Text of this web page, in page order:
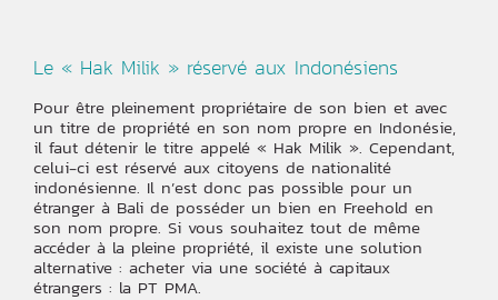
Le « Hak Milik » réservé aux Indonésiens
Pour être pleinement propriétaire de son bien et avec
un titre de propriété en son nom propre en Indonésie,
il faut détenir le titre appelé « Hak Milik ». Cependant,
celui-ci est réservé aux citoyens de nationalité
indonésienne. Il n’est donc pas possible pour un
étranger à Bali de posséder un bien en Freehold en
son nom propre. Si vous souhaitez tout de même
accéder à la pleine propriété, il existe une solution
alternative : acheter via une société à capitaux
étrangers : la PT PMA.